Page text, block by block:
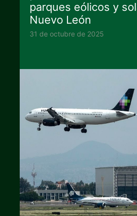
parques eólicos y
Nuevo León
31 de octubre de 2025